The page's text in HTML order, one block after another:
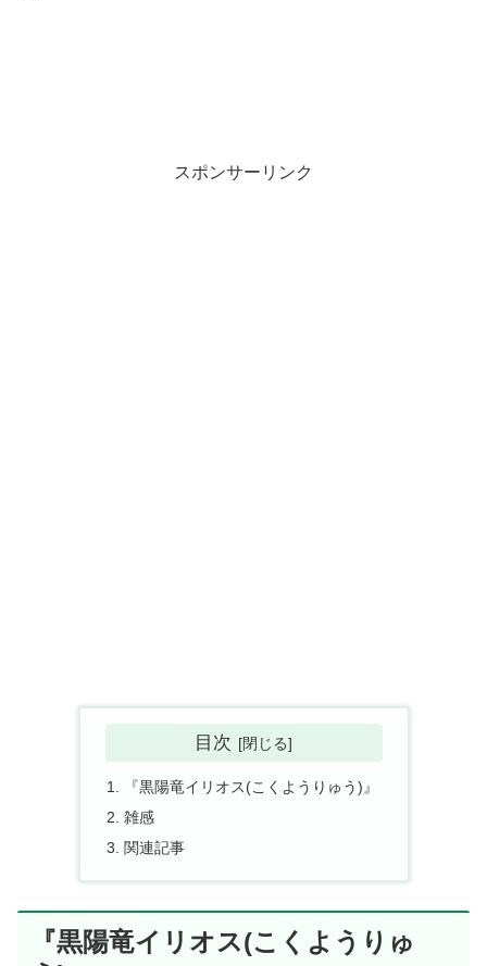
スポンサーリンク
目次
『黒陽竜イリオス(こくようりゅう)』
雑感
関連記事
『黒陽竜イリオス(こくようりゅ